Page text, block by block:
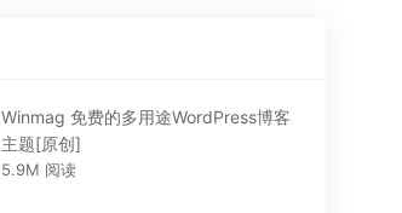
Winmag 免费的多用途WordPress博客
主题[原创]
5.9M 阅读